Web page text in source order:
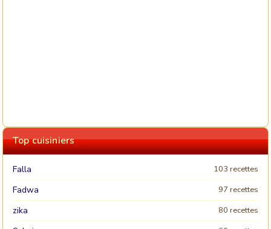
Top cuisiniers
Falla 103 recettes
Fadwa 97 recettes
zika 80 recettes